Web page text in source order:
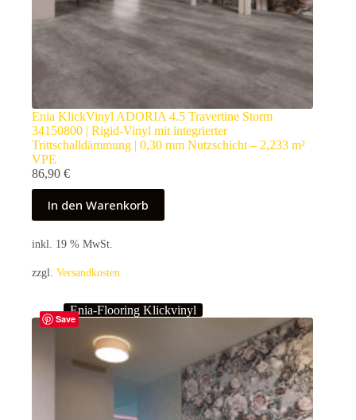
Enia KlickVinyl ADORIA 4.5 Travertine Storm
34150800 | Rigid-Vinyl mit integrierter
Trittschalldämmung | 0,30 mm Nutzschicht – 2,233 m²
VPE
86,90 €
In den Warenkorb
inkl. 19 % MwSt.
zzgl. Versandkosten
Save
Enia-Flooring Klickvinyl